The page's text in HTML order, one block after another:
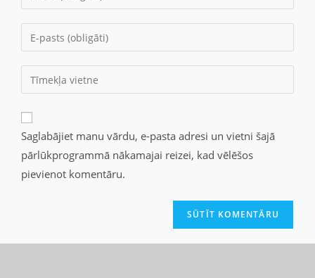
Saglabājiet manu vārdu, e-pasta adresi un vietni šajā
pārlūkprogrammā nākamajai reizei, kad vēlēšos
pievienot komentāru.